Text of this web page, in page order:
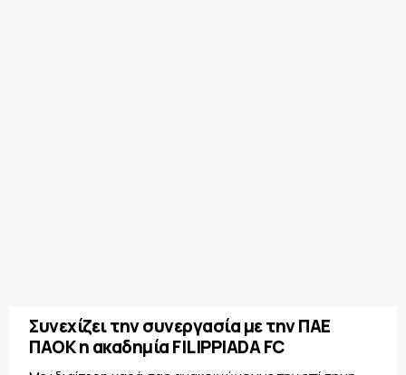
Συνεχίζει την συνεργασία με την ΠΑΕ
ΠΑΟΚ η ακαδημία FILIPPIADA FC